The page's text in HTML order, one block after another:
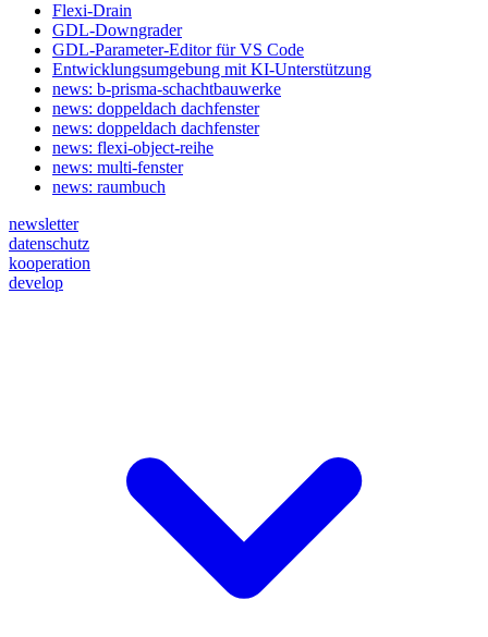
Flexi-Drain
GDL-Downgrader
GDL-Parameter-Editor für VS Code
Entwicklungsumgebung mit KI-Unterstützung
news: b-prisma-schachtbauwerke
news: doppeldach dachfenster
news: doppeldach dachfenster
news: flexi-object-reihe
news: multi-fenster
news: raumbuch
newsletter
datenschutz
kooperation
develop